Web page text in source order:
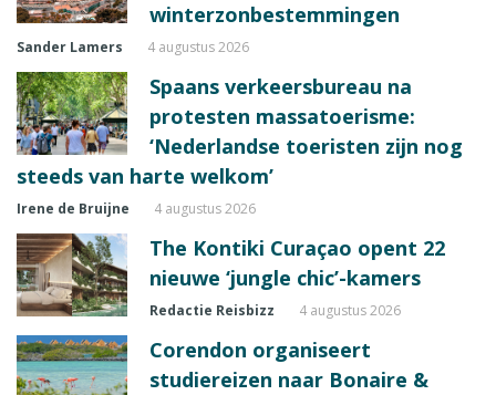
winterzonbestemmingen
Sander Lamers 4 augustus 2026
Spaans verkeersbureau na
protesten massatoerisme:
‘Nederlandse toeristen zijn nog
steeds van harte welkom’
Irene de Bruijne 4 augustus 2026
The Kontiki Curaçao opent 22
nieuwe ‘jungle chic’-kamers
Redactie Reisbizz 4 augustus 2026
Corendon organiseert
studiereizen naar Bonaire &